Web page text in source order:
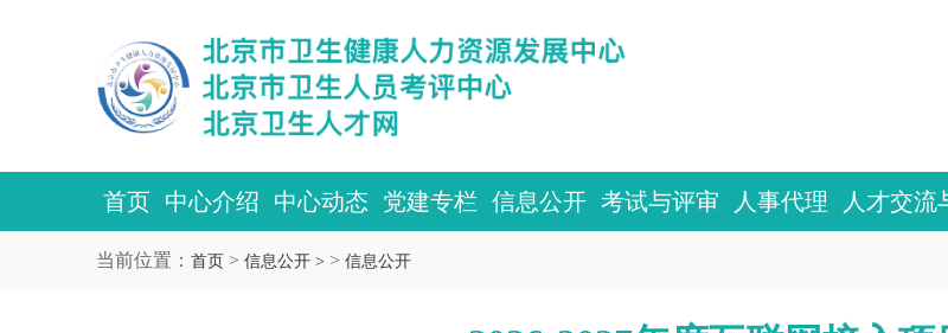
首页 中心介绍 中心动态 党建专栏 信息公开 考试与评审 人事代理 人才交流
当前位置： 首页> 信息公开 > > 信息公开